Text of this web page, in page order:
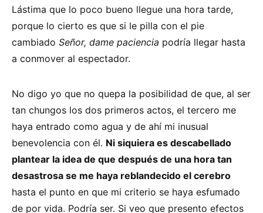
Lástima que lo poco bueno llegue una hora tarde,
porque lo cierto es que si le pilla con el pie
cambiado Señor, dame paciencia podría llegar hasta
a conmover al espectador.
No digo yo que no quepa la posibilidad de que, al ser
tan chungos los dos primeros actos, el tercero me
haya entrado como agua y de ahí mi inusual
benevolencia con él. Ni siquiera es descabellado
plantear la idea de que después de una hora tan
desastrosa se me haya reblandecido el cerebro
hasta el punto en que mi criterio se haya esfumado
de por vida. Podría ser. Si veo que presento efectos